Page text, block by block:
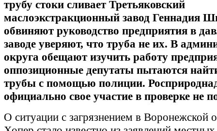
трубу стоки сливает Третьяковский
маслоэкстракционный завод Геннадия
обвиняют руководство предприятия в
заводе уверяют, что труба не их. В
округа обещают изучить работу
оппозиционные депутаты пытаются
трубы с помощью полиции.
официально свое участие в проверке не
О ситуации с загрязнением в Воронежской